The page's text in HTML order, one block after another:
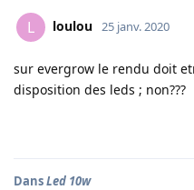
L loulou 25 janv. 2020
sur evergrow le rendu doit
disposition des leds ; non???
DansLed 10w